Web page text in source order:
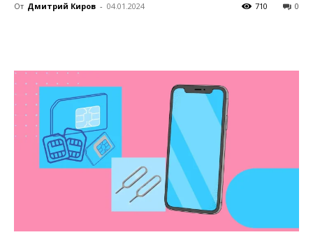
От Дмитрий Киров - 04.01.2024 0
710